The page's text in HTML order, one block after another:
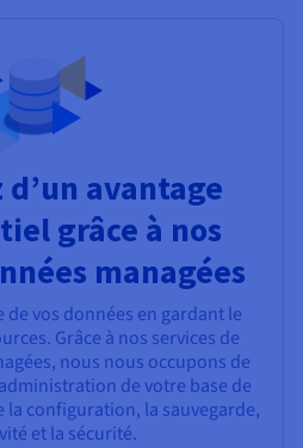
avantage
grâce à nos
managées
de vos données en gardant le
Grâce à nos services de
nous nous occupons de
de votre base de
la configuration, la sauvegarde,
et la sécurité.